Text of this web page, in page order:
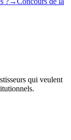
qui veulent